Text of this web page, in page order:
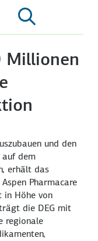
Millionen
und den
auf dem
erhält das
Pharmacare
in Höhe von
die DEG mit
regionale